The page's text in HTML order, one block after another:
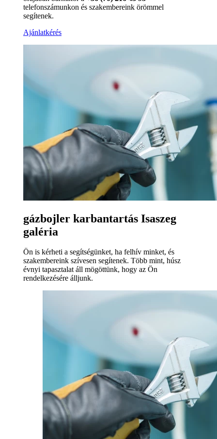
telefonszámunkon és szakembereink örömmel
segítenek.
Ajánlatkérés
gázbojler karbantartás Isaszeg
galéria
Ön is kérheti a segítségünket, ha felhív minket, és
szakembereink szívesen segítenek. Több mint, húsz
évnyi tapasztalat áll mögöttünk, hogy az Ön
rendelkezésére álljunk.